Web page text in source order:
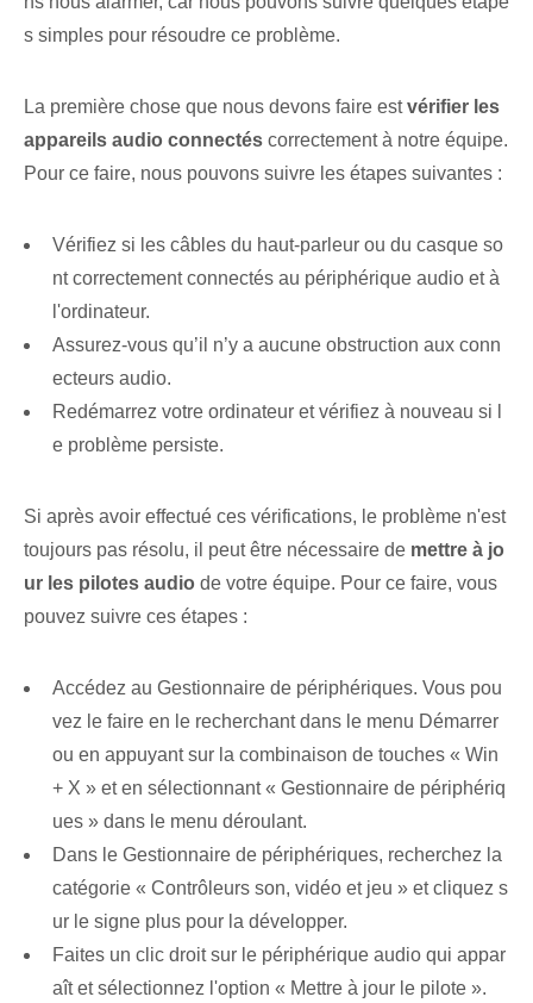
s simples pour résoudre ce problème.
La première chose que nous devons faire estvérifier les
appareils audio connectés correctement à notre équipe.
⁤Pour ce faire, nous pouvons suivre les étapes suivantes :
Vérifiez si les câbles du haut-parleur ou du casque so
nt correctement connectés au périphérique audio et à
l'ordinateur.
Assurez-vous qu’il n’y a aucune obstruction aux conn
ecteurs audio.
Redémarrez votre ordinateur et vérifiez à nouveau si l
e problème persiste.
Si après avoir effectué ces vérifications, le problème n'est
toujours pas résolu, il peut être nécessaire de mettre à jo
ur les pilotes audio de votre ⁢équipe. Pour ce faire, vous
pouvez suivre⁢ ces étapes :
Accédez au Gestionnaire de périphériques. Vous pou
vez le faire en le recherchant dans le menu Démarrer
ou en appuyant sur la combinaison de touches « Win
+ X » et en sélectionnant « Gestionnaire de périphériq
ues » dans le menu déroulant.
Dans le Gestionnaire de périphériques, recherchez la
catégorie « Contrôleurs son, vidéo et jeu » et cliquez s
ur le signe plus⁤ pour la développer.
Faites un clic droit sur le périphérique audio qui appar
aît et sélectionnez l'option « Mettre à jour le pilote ».